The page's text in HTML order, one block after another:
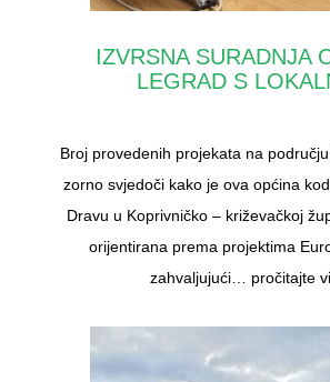
IZVRSNA SURADNJA
LEGRAD S
Broj provedenih projekata na
zorno svjedoči kako je ova općina
Dravu u Koprivničko – križevačkoj
orijentirana prema projektima
zahvaljujući… pročitajte